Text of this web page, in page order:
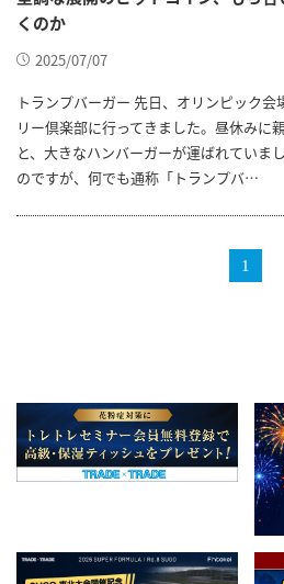
くのか
2025/07/07
トランプバーガー 先日、オリンピック
リー倶楽部に行ってきました。昼休みに
と、大きなハンバーガーが運ばれていま
のですが、何でも通称「トランプバ…
1